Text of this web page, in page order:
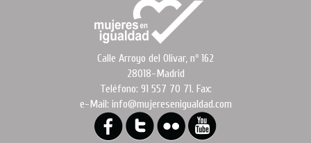
Calle Arroyo del Olivar, nº 162
28018-Madrid
Teléfono: 91 557 70 71. Fax:
e-Mail: info@mujeresenigualdad.com